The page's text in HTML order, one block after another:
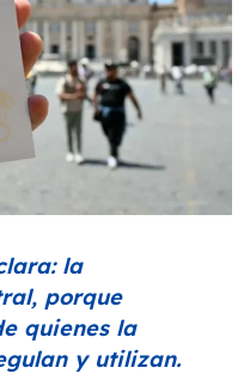
la
porque
quienes la
y utilizan.